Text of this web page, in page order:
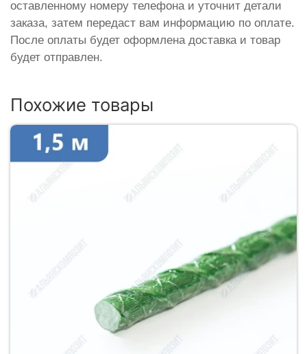
оставленному номеру телефона и уточнит детали
заказа, затем передаст вам информацию по оплате.
После оплаты будет оформлена доставка и товар
будет отправлен.
Похожие товары